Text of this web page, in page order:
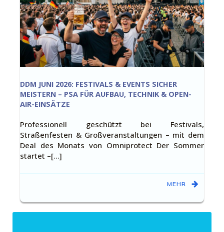
DDM JUNI 2026: FESTIVALS & EVENTS SICHER
MEISTERN – PSA FÜR AUFBAU, TECHNIK & OPEN-
AIR-EINSÄTZE
Professionell geschützt bei Festivals,
Straßenfesten & Großveranstaltungen – mit dem
Deal des Monats von Omniprotect Der Sommer
startet –[…]
MEHR